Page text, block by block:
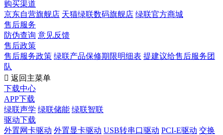
购买渠道
京东自营旗舰店 天猫绿联数码旗舰店 绿联官方商城
售后服务
防伪查询 意见反馈
售后政策
售后服务政策 绿联产品保修期限明细表 提建议给售后服务团
队
 返回主菜单
下载中心
APP下载
绿联声学 绿联储能 绿联智联
驱动下载
外置网卡驱动 外置显卡驱动 USB转串口驱动 PCI-E驱动 交换